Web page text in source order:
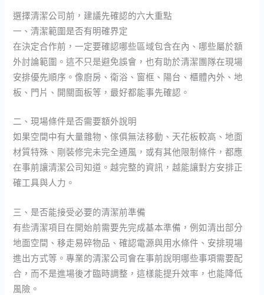
選擇清潔公司前，建議先確認的六大重點
一、清潔範圍是否有明確界定
在決定合作前，一定要確認哪些區域包含在內、哪些屬於額
外討論範圍。這不只是避免誤會，也有助於清潔團隊在現場
安排優先順序。像廚房、衛浴、窗框、陽台、櫃體內外、地
板、門片、開關面板等，最好都能事先確認。
二、現場條件是否需要額外說明
如果空間中有大量雜物、傢俱無法移動、天花板較高、地面
材質特殊、剛裝修完未完全通風，或有其他限制條件，都應
在事前讓清潔公司知道。越完整的資訊，越能讓對方安排正
確工具與人力。
三、是否能接受必要的清潔前準備
有些清潔項目在開始前需要先完成基本準備，例如清出部分
地面空間、移走易碎物品、確認電源與用水條件、安排現場
進出方式等。專業的清潔公司會在事前說明哪些事項需要配
合，而不是進場後才臨時調整，這樣能提升效率，也能降低
風險。